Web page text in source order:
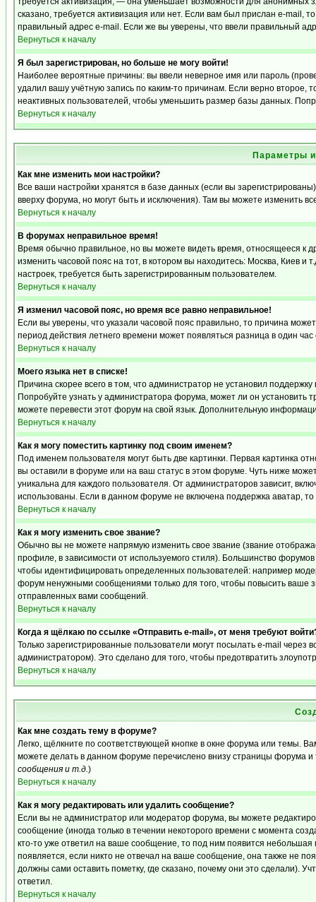
сказано, требуется активизация или нет. Если вам был прислан e-mail,
правильный адрес e-mail. Если же вы уверены, что ввели правильный
Вернуться к началу
Я был зарегистрирован, но больше не могу войти!
Наиболее вероятные причины: вы ввели неверное имя или пароль
удалил вашу учётную запись по каким-то причинам. Если верно
неактивных пользователей, чтобы уменьшить размер базы данных.
Вернуться к началу
Параметры
Как мне изменить мои настройки?
Все ваши настройки хранятся в базе данных (если вы
вверху форума, но могут быть и исключения). Там вы можете изменить
Вернуться к началу
В форумах неправильное время!
Время обычно правильное, но вы можете видеть время, относящееся к
изменить часовой пояс на тот, в котором вы находитесь: Москва, Киев
настроек, требуется быть зарегистрированным пользователем.
Вернуться к началу
Я изменил часовой пояс, но время все равно неправильное!
Если вы уверены, что указали часовой пояс правильно, то причина
период действия летнего времени может появляться разница в один
Вернуться к началу
Моего языка нет в списке!
Причина скорее всего в том, что администратор не установил
Попробуйте узнать у администратора форума, может ли он установить
можете перевести этот форум на свой язык. Дополнительную
Вернуться к началу
Как я могу поместить картинку под своим именем?
Под именем пользователя могут быть две картинки. Первая картинка
вы оставили в форуме или на ваш статус в этом форуме. Чуть ниже
уникальна для каждого пользователя. От администраторов зависит,
использованы. Если в данном форуме не включена поддержка аватар,
Вернуться к началу
Как я могу изменить свое звание?
Обычно вы не можете напрямую изменить свое звание (звание
профиле, в зависимости от используемого стиля). Большинство
чтобы идентифицировать определенных пользователей: например
форум ненужными сообщениями только для того, чтобы повысить ваше
отправленных вами сообщений.
Вернуться к началу
Когда я щёлкаю по ссылке «Отправить e-mail», от меня требуют
Только зарегистрированные пользователи могут посылать e-mail
администратором). Это сделано для того, чтобы предотвратить
Вернуться к началу
Как мне создать тему в форуме?
Легко, щёлкните по соответствующей кнопке в окне форума или темы.
можете делать в данном форуме перечислено внизу страницы форума и
сообщения и т.д.)
Вернуться к началу
Как я могу редактировать или удалить сообщение?
Если вы не администратор или модератор форума, вы можете
сообщение (иногда только в течении некоторого времени с момента
кто-то уже ответил на ваше сообщение, то под ним появится
появляется, если никто не отвечал на ваше сообщение, она также не
должны сами оставить пометку, где сказано, почему они это сделали).
ответил.
Вернуться к началу